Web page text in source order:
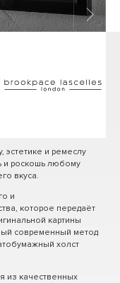
и ремеслу
и роскошь любому
вкуса.
и
которое передаёт
картины
современный метод
холст
из качественных